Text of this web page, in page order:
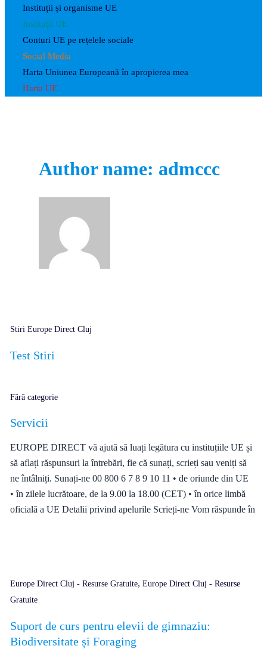
Instituții și organisme UE
Instituții UE
Conturi UE pe rețelele sociale
Social Media
Harta Uniunea Europeană în apropierea mea
Harta UE
Author name: admccc
Stiri Europe Direct Cluj
Test Stiri
Fără categorie
Servicii
EUROPE DIRECT vă ajută să luați legătura cu instituțiile UE și
să aflați răspunsuri la întrebări, fie că sunați, scrieți sau veniți să
ne întâlniți. Sunați-ne 00 800 6 7 8 9 10 11 • de oriunde din UE
• în zilele lucrătoare, de la 9.00 la 18.00 (CET) • în orice limbă
oficială a UE Detalii privind apelurile Scrieți-ne Vom răspunde în
Europe Direct Cluj - Resurse Gratuite, Europe Direct Cluj - Resurse
Gratuite
Suport de curs pentru elevii de gimnaziu:
Biodiversitate și Foraging